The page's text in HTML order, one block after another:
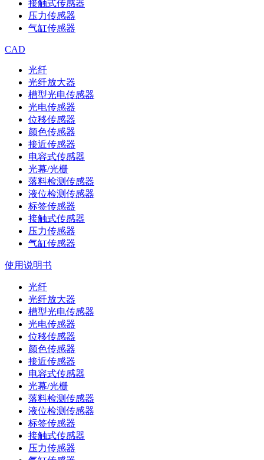
接触式传感器
压力传感器
气缸传感器
CAD
光纤
光纤放大器
槽型光电传感器
光电传感器
位移传感器
颜色传感器
接近传感器
电容式传感器
光幕/光栅
落料检测传感器
液位检测传感器
标签传感器
接触式传感器
压力传感器
气缸传感器
使用说明书
光纤
光纤放大器
槽型光电传感器
光电传感器
位移传感器
颜色传感器
接近传感器
电容式传感器
光幕/光栅
落料检测传感器
液位检测传感器
标签传感器
接触式传感器
压力传感器